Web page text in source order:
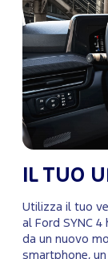
IL TUO
Utilizza il tuo
al Ford SYNC
da un nuovo
smartphone,